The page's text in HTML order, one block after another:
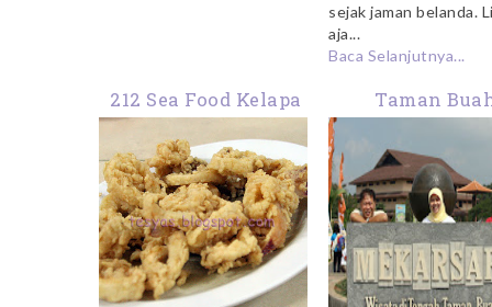
sejak jaman belanda.
aja...
Baca Selanjutnya...
212 Sea Food Kelapa
Taman